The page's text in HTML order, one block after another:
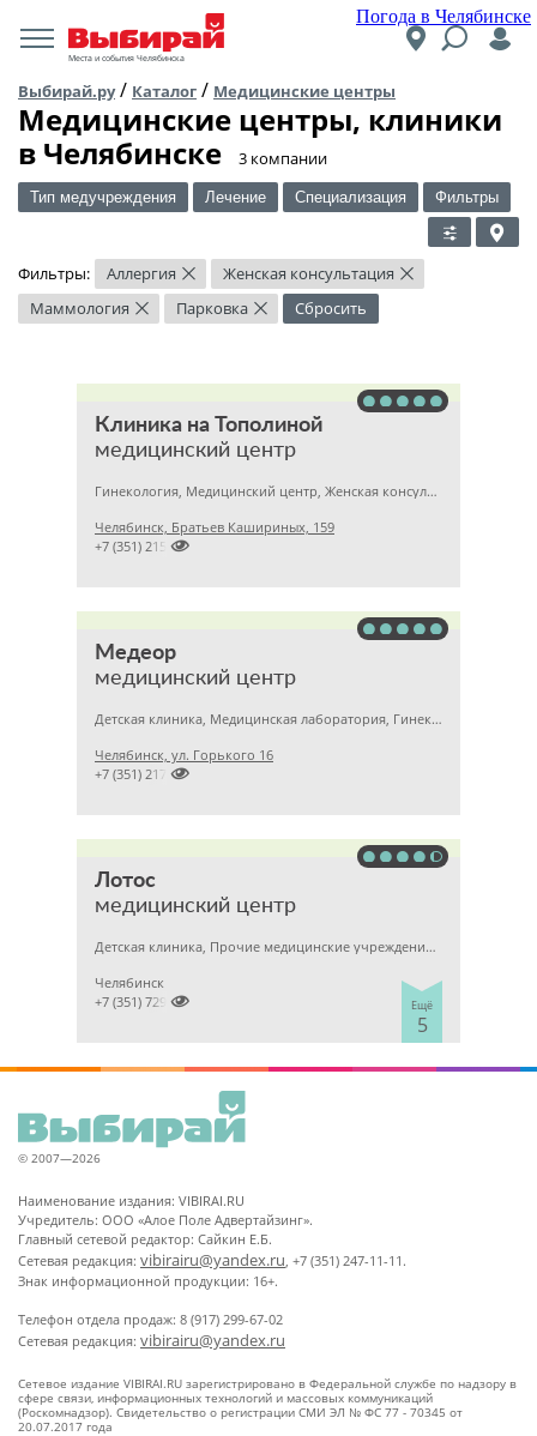
Погода в Челябинске
Места и события Челябинска
Выбирай.ру/ Каталог / Медицинские центры
Медицинские центры, клиники
в Челябинске
​3 компании
Тип медучреждения Лечение Специализация Фильтры
Фильтры: Аллергия × Женская консультация ×
Маммология × Парковка × Сбросить
Клиника на Тополиной
медицинский центр
Гинекология, Медицинский центр, Женская консультация
Челябинск, Братьев Кашириных, 159

+7 (351) 2150573
Медеор
медицинский центр
Детская клиника, Медицинская лаборатория, Гинекология
Челябинск, ул. Горького 16

+7 (351) 2172376
Лотос
медицинский центр
Детская клиника, Прочие медицинские учреждения, Гинекология
Ещё
5
Челябинск

+7 (351) 7298929
© 2007—2026
Наименование издания: VIBIRAI.RU
Учредитель: ООО «Алое Поле Адвертайзинг».
Главный сетевой редактор: Сайкин Е.Б.
Сетевая редакция: vibirairu@yandex.ru, +7 (351) 247-11-11.
Знак информационной продукции: 16+.
Телефон отдела продаж: 8 (917) 299-67-02
Сетевая редакция: vibirairu@yandex.ru
Сетевое издание VIBIRAI.RU зарегистрировано в Федеральной службе по надзору в
сфере связи, информационных технологий и массовых коммуникаций
(Роскомнадзор). Свидетельство о регистрации СМИ ЭЛ № ФС 77 - 70345 от
20.07.2017 года